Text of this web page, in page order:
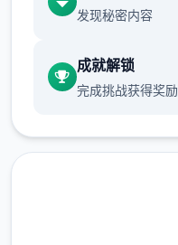
发现秘密内容
成就解锁
完成挑战获得奖励